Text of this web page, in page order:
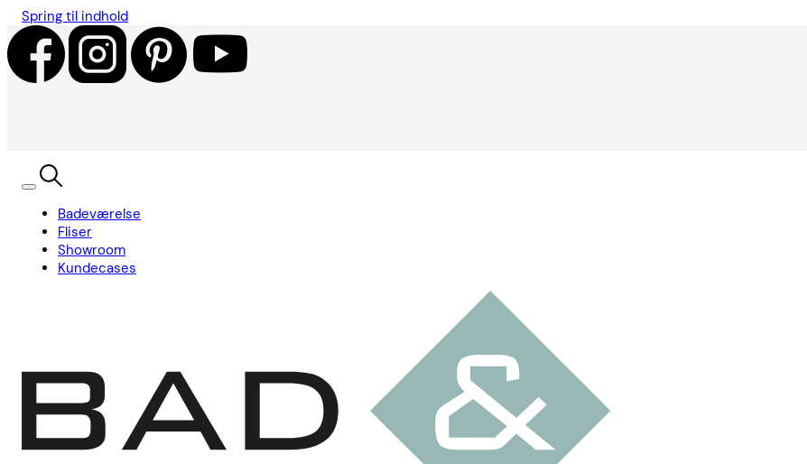
Spring til indhold
Badeværelse
Fliser
Showroom
Kundecases